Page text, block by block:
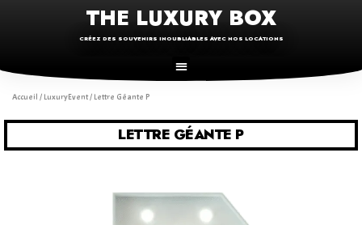
THE LUXURY BOX
CRÉEZ DES SOUVENIRS INOUBLIABLES AVEC NOS LOCATIONS
Accueil / LuxuryEvent/ Lettre Géante P
LETTRE GÉANTE P